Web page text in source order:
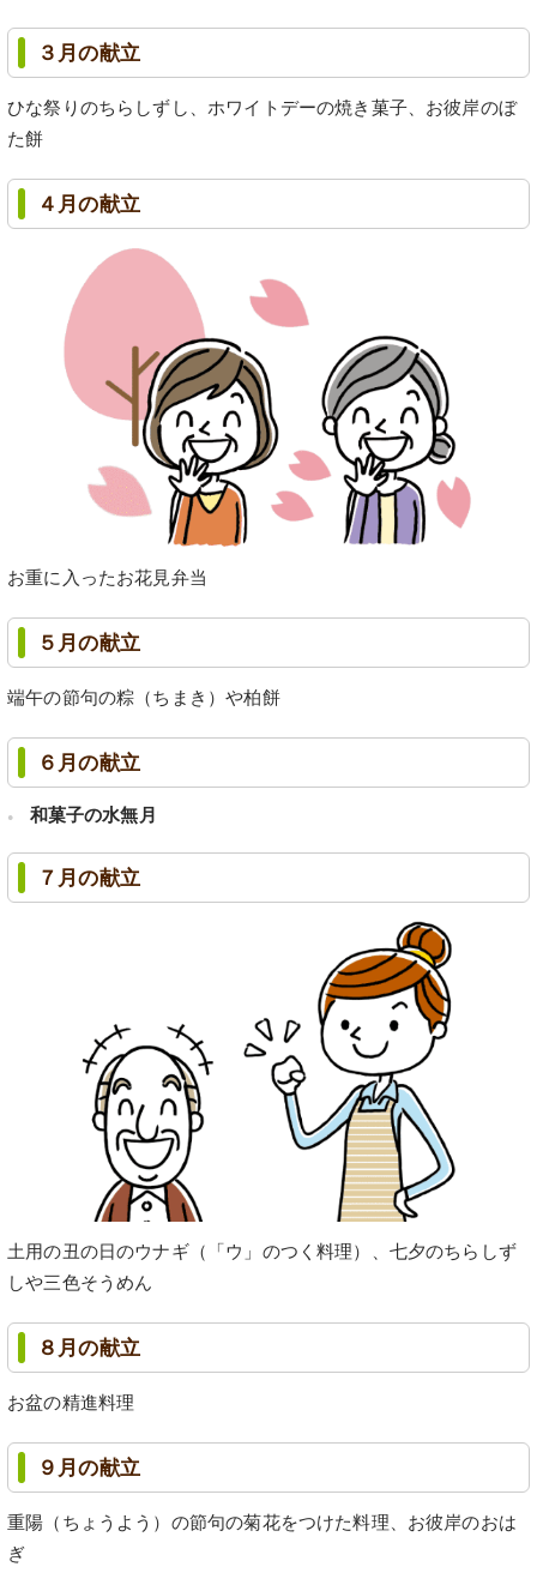
３月の献立
ひな祭りのちらしずし、ホワイトデーの焼き菓子、お彼岸のぼ
た餅
４月の献立
お重に入ったお花見弁当
５月の献立
端午の節句の粽（ちまき）や柏餅
６月の献立
和菓子の水無月
７月の献立
土用の丑の日のウナギ（「ウ」のつく料理）、七夕のちらしず
しや三色そうめん
８月の献立
お盆の精進料理
９月の献立
重陽（ちょうよう）の節句の菊花をつけた料理、お彼岸のおは
ぎ